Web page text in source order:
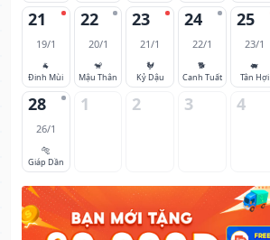
21
19/1
🐐
Đinh Mùi
22
20/1
🐒
Mậu Thân
23
21/1
🐓
Kỷ Dậu
24
22/1
🐕
Canh Tuất
25
23/1
🐖
Tân Hợi
28
26/1
🐅
Giáp Dần
1 2 3 4